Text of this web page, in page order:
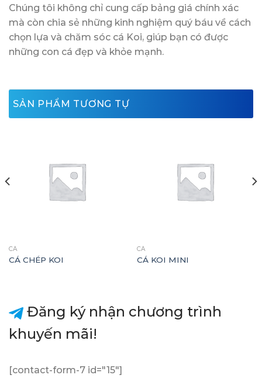
Chúng tôi không chỉ cung cấp bảng giá chính xác
mà còn chia sẻ những kinh nghiệm quý báu về cách
chọn lựa và chăm sóc cá Koi, giúp bạn có được
những con cá đẹp và khỏe mạnh.
SẢN PHẨM TƯƠNG TỰ
CÁ
CÁ CHÉP KOI
CÁ
CÁ KOI MINI
Đăng ký nhận chương trình
khuyến mãi!
[contact-form-7 id="15"]